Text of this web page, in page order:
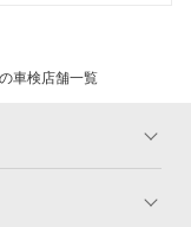
車検店舗一覧